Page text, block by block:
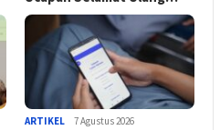
ARTIKEL 7 Agustus 2026